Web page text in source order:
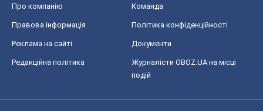
Про компанію Команда
Правова інформація Політика конфіденційності
Реклама на сайті Документи
Редакційна політика
Журналісти OBOZ.UA на місці
подій